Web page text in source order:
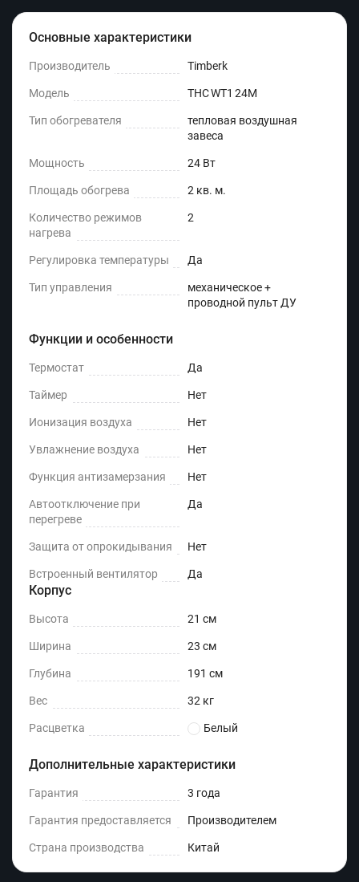
Основные характеристики
Производитель Timberk
Модель THC WT1 24M
Тип обогревателя
тепловая воздушная
завеса
Мощность 24 Вт
Площадь обогрева 2 кв. м.
Количество режимов
нагрева
2
Регулировка температуры Да
Тип управления
механическое +
проводной пульт ДУ
Функции и особенности
Термостат Да
Таймер Нет
Ионизация воздуха Нет
Увлажнение воздуха Нет
Функция антизамерзания Нет
Автоотключение при
перегреве
Да
Защита от опрокидывания Нет
Встроенный вентилятор Да
Корпус
Высота 21 см
Ширина 23 см
Глубина 191 см
Вес 32 кг
Расцветка Белый
Дополнительные характеристики
Гарантия 3 года
Гарантия предоставляется Производителем
Страна производства Китай